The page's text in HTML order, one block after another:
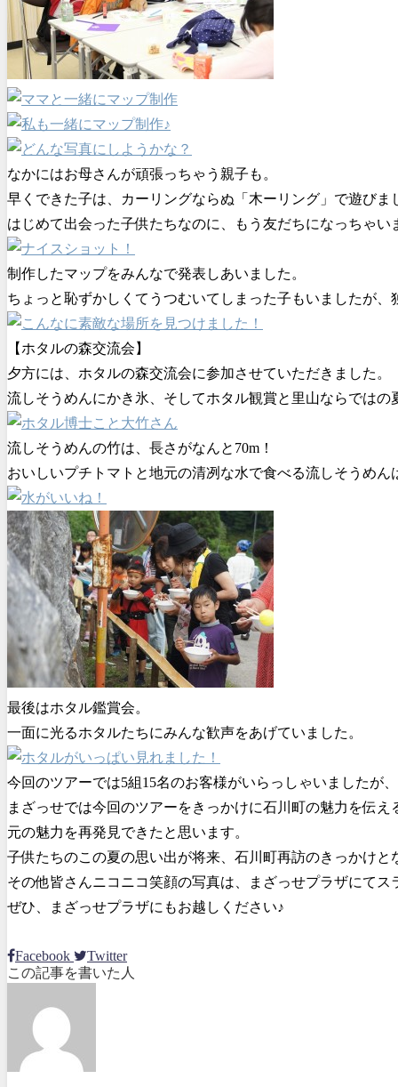
なかにはお母さんが頑張っちゃう親子も。
早くできた子は、カーリングならぬ「木ーリング」で遊びま
はじめて出会った子供たちなのに、もう友だちになっちゃい
制作したマップをみんなで発表しあいました。
ちょっと恥ずかしくてうつむいてしまった子もいましたが
【ホタルの森交流会】
夕方には、ホタルの森交流会に参加させていただきました。
流しそうめんにかき氷、そしてホタル観賞と里山ならではの
流しそうめんの竹は、長さがなんと70m！
おいしいプチトマトと地元の清冽な水で食べる流しそうめん
最後はホタル鑑賞会。
一面に光るホタルたちにみんな歓声をあげていました。
今回のツアーでは5組15名のお客様がいらっしゃいましたが
まざっせでは今回のツアーをきっかけに石川町の魅力を伝
元の魅力を再発見できたと思います。
子供たちのこの夏の思い出が将来、石川町再訪のきっかけと
その他皆さんニコニコ笑顔の写真は、まざっせプラザにてス
ぜひ、まざっせプラザにもお越しください♪
Facebook
Twitter
この記事を書いた人